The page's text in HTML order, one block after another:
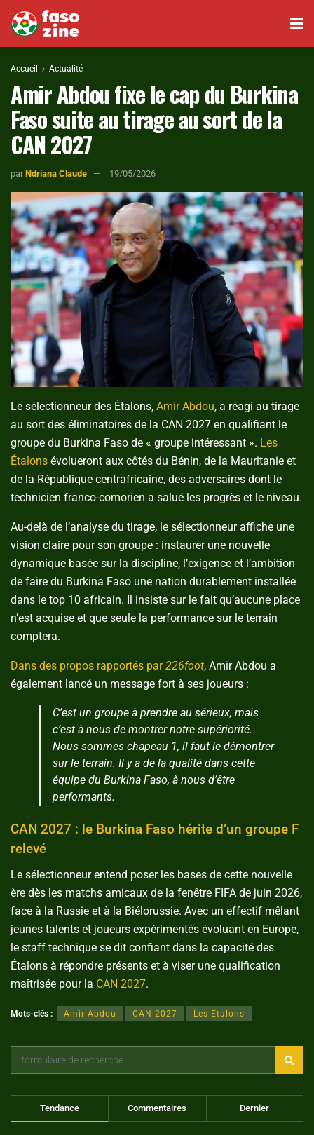
Accueil Actualité
Amir Abdou fixe le cap du Burkina
Faso suite au tirage au sort de la
CAN 2027
par Ndriana Claude 19/05/2026
Le sélectionneur des Étalons, Amir Abdou, a réagi au tirage
au sort des éliminatoires de la CAN 2027 en qualifiant le
groupe du Burkina Faso de « groupe intéressant ». Les
Étalons évolueront aux côtés du Bénin, de la Mauritanie et
de la République centrafricaine, des adversaires dont le
technicien franco-comorien a salué les progrès et le niveau.
Au-delà de l’analyse du tirage, le sélectionneur affiche une
vision claire pour son groupe : instaurer une nouvelle
dynamique basée sur la discipline, l’exigence et l’ambition
de faire du Burkina Faso une nation durablement installée
dans le top 10 africain. Il insiste sur le fait qu’aucune place
n’est acquise et que seule la performance sur le terrain
comptera.
Dans des propos rapportés par226foot, Amir Abdou a
également lancé un message fort à ses joueurs :
C’est un groupe à prendre au sérieux, mais
c’est à nous de montrer notre supériorité.
Nous sommes chapeau 1, il faut le démontrer
sur le terrain. Il y a de la qualité dans cette
équipe du Burkina Faso, à nous d’être
performants.
CAN 2027 : le Burkina Faso hérite d’un groupe F
relevé
Le sélectionneur entend poser les bases de cette nouvelle
ère dès les matchs amicaux de la fenêtre FIFA de juin 2026,
face à la Russie et à la Biélorussie. Avec un effectif mêlant
jeunes talents et joueurs expérimentés évoluant en Europe,
le staff technique se dit confiant dans la capacité des
Étalons à répondre présents et à viser une qualification
maîtrisée pour la CAN 2027.
Mots-clés : Amir Abdou CAN 2027 Les Etalons
Tendance Commentaires Dernier